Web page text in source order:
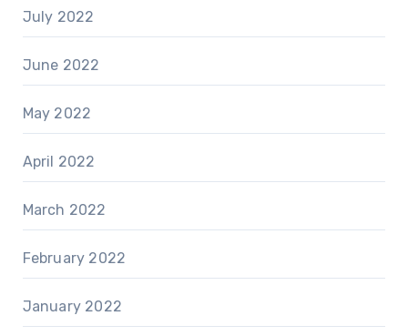
July 2022
June 2022
May 2022
April 2022
March 2022
February 2022
January 2022